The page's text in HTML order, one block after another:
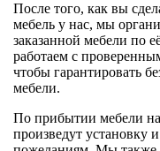
После того, как вы
мебель у нас, мы
заказанной мебели по
работаем с
чтобы гарантировать
мебели.
По прибытии мебели
произведут установку